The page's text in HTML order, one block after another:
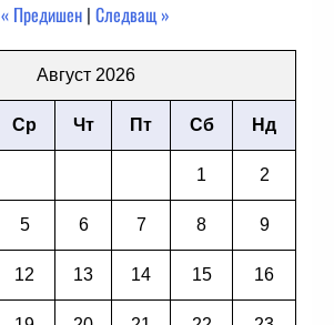
« Предишен | Следващ »
Август 2026
Ср Чт Пт Сб Нд
1 2
5 6 7 8 9
12 13 14 15 16